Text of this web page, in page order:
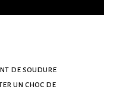
de soudure
un choc de